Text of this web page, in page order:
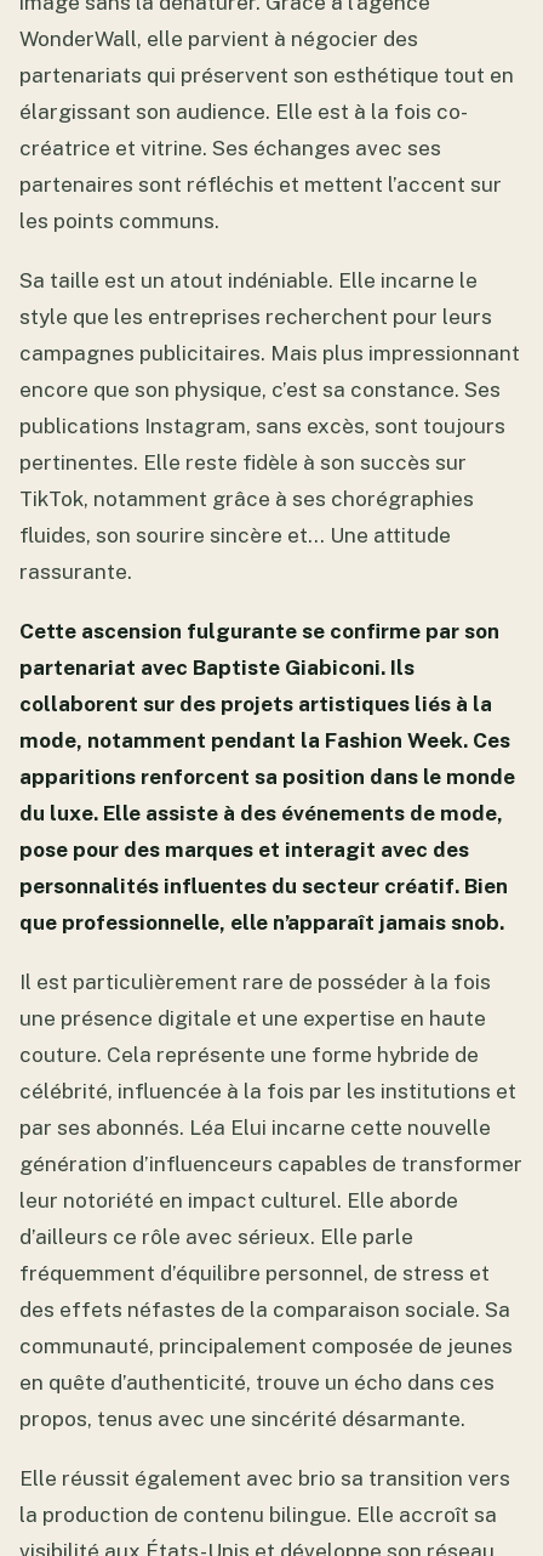
WonderWall, elle parvient à négocier des
partenariats qui préservent son esthétique tout en
élargissant son audience. Elle est à la fois co-
créatrice et vitrine. Ses échanges avec ses
partenaires sont réfléchis et mettent l’accent sur
les points communs.
Sa taille est un atout indéniable. Elle incarne le
style que les entreprises recherchent pour leurs
campagnes publicitaires. Mais plus impressionnant
encore que son physique, c’est sa constance. Ses
publications Instagram, sans excès, sont toujours
pertinentes. Elle reste fidèle à son succès sur
TikTok, notamment grâce à ses chorégraphies
fluides, son sourire sincère et… Une attitude
rassurante.
Cette ascension fulgurante se confirme par son
partenariat avec Baptiste Giabiconi. Ils
collaborent sur des projets artistiques liés à la
mode, notamment pendant la Fashion Week. Ces
apparitions renforcent sa position dans le monde
du luxe. Elle assiste à des événements de mode,
pose pour des marques et interagit avec des
personnalités influentes du secteur créatif. Bien
que professionnelle, elle n’apparaît jamais snob.
Il est particulièrement rare de posséder à la fois
une présence digitale et une expertise en haute
couture. Cela représente une forme hybride de
célébrité, influencée à la fois par les institutions et
par ses abonnés. Léa Elui incarne cette nouvelle
génération d’influenceurs capables de transformer
leur notoriété en impact culturel. Elle aborde
d’ailleurs ce rôle avec sérieux. Elle parle
fréquemment d’équilibre personnel, de stress et
des effets néfastes de la comparaison sociale. Sa
communauté, principalement composée de jeunes
en quête d’authenticité, trouve un écho dans ces
propos, tenus avec une sincérité désarmante.
Elle réussit également avec brio sa transition vers
la production de contenu bilingue. Elle accroît sa